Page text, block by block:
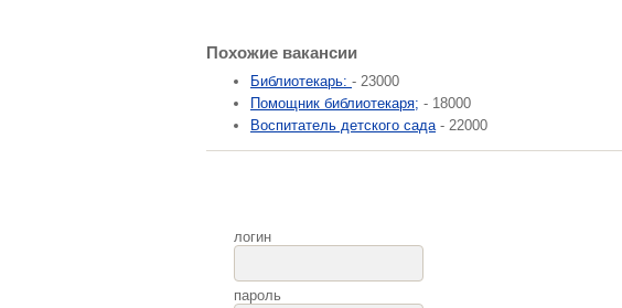
Похожие вакансии
Библиотекарь: - 23000
Помощник библиотекаря; - 18000
Воспитатель детского сада- 22000
логин
пароль